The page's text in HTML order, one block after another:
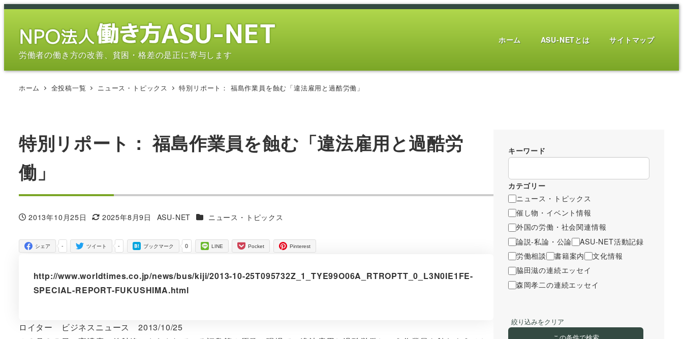
メ
労働者の働き方の改善、貧困・格差の是正に寄与します
ホーム ASU-NETとは サイトマップ
ホーム 全投稿一覧 ニュース・トピックス 特別リポート： 福島作業員を蝕む「違法雇用と過酷労働」
特別リポート： 福島作業員を蝕む「違法雇用と過酷労
働」
投稿日
2013年10月25日
更新日
2025年8月9日
著
ASU-NET カテゴリー
ニュース・トピックス
-
シェア -
ツイート 0
ブックマーク LINE Pocket Pinterest
http://www.worldtimes.co.jp/news/bus/kiji/2013-10-25T095732Z_1_TYE99O06A_RTROPTT_0_L3N0IE1FE-
SPECIAL-REPORT-FUKUSHIMA.html
ロイター ビジネスニュース 2013/10/25
キーワード
カテゴリー
ニュース・トピックス
催し物・イベント情報
外国の労働・社会関連情報
論説-私論・公論
ASU-NET活動記録
労働相談
書籍案内
文化情報
脇田滋の連続エッセイ
森岡孝二の連続エッセイ
絞り込みをクリア